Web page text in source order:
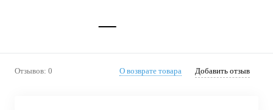
Отзывов: 0 О возврате товара Добавить отзыв